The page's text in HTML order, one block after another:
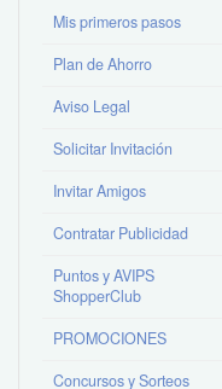
Mis primeros pasos
Plan de Ahorro
Aviso Legal
Solicitar Invitación
Invitar Amigos
Contratar Publicidad
Puntos y AVIPS
ShopperClub
PROMOCIONES
Concursos y Sorteos